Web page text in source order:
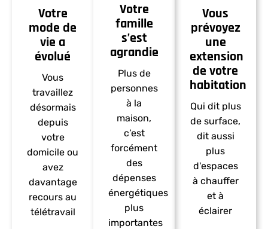
Votre
mode de
vie a
évolué
Vous
travaillez
désormais
depuis
votre
domicile ou
avez
davantage
recours au
télétravail​
Votre
famille
s’est
agrandie
Plus de
personnes
à la
maison,
c’est
forcément
des
dépenses
énergétiques
plus
importantes​
Vous
prévoyez
une
extension
de votre
habitation
Qui dit plus
de surface,
dit aussi
plus
d'espaces
à chauffer
et à
éclairer​